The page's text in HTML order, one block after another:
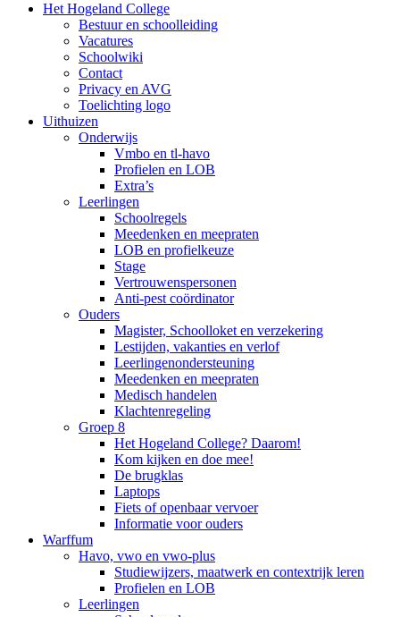
Het Hogeland College
Bestuur en schoolleiding
Vacatures
Schoolwiki
Contact
Privacy en AVG
Toelichting logo
Uithuizen
Onderwijs
Vmbo en tl-havo
Profielen en LOB
Extra’s
Leerlingen
Schoolregels
Meedenken en meepraten
LOB en profielkeuze
Stage
Vertrouwenspersonen
Anti-pest coördinator
Ouders
Magister, Schoolloket en verzekering
Lestijden, vakanties en verlof
Leerlingenondersteuning
Meedenken en meepraten
Medisch handelen
Klachtenregeling
Groep 8
Het Hogeland College? Daarom!
Kom kijken en doe mee!
De brugklas
Laptops
Fiets of openbaar vervoer
Informatie voor ouders
Warffum
Havo, vwo en vwo-plus
Studiewijzers, maatwerk en contextrijk leren
Profielen en LOB
Leerlingen